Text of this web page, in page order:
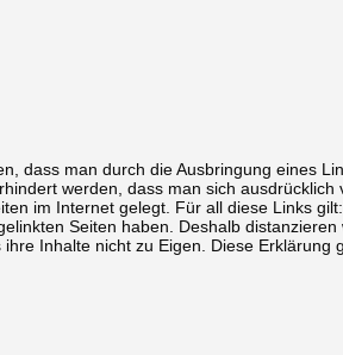
dass man durch die Ausbringung eines
werden, dass man sich
im Internet gelegt. Für all diese Links
Seiten haben. Deshalb
Inhalte nicht zu Eigen. Diese Erklärung